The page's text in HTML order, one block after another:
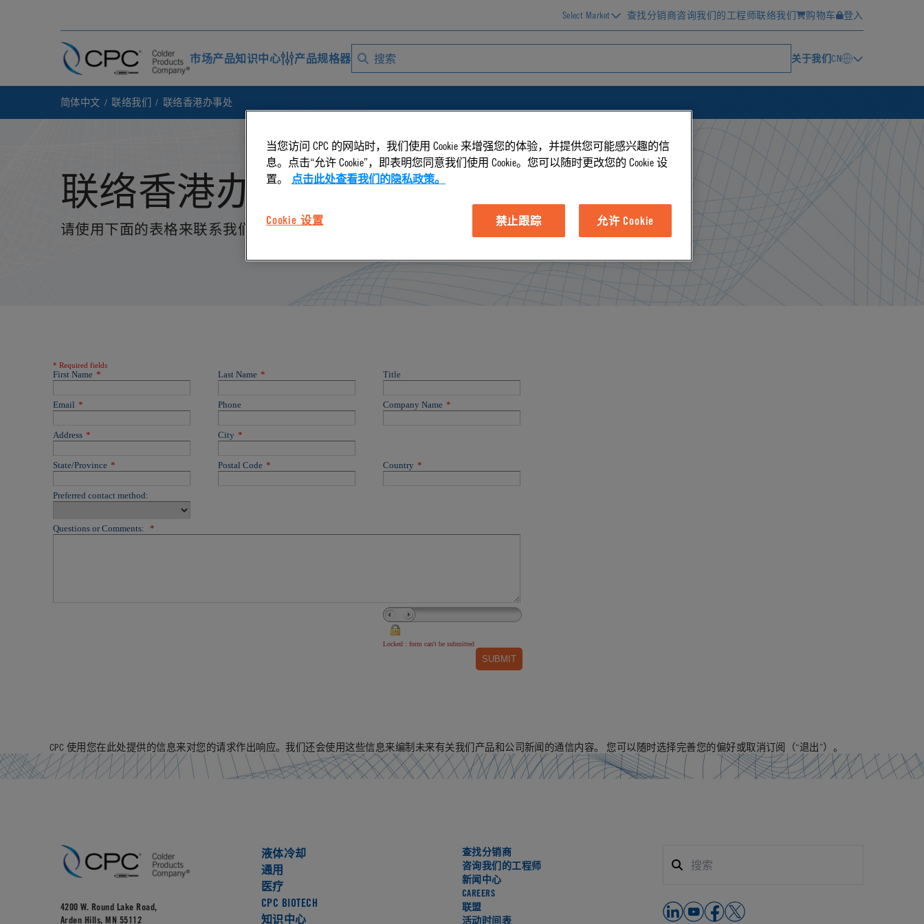
Select Market 查找分销商咨询我们的工程师联络我们 购物车 登入
市场产品知识中心 产品规格器 关于我们CN
简体中文 联络我们 联络香港办事处
联络香港办事处
请使用下面的表格来联系我们的香港办事处.
CPC 使用您在此处提供的信息来对您的请求作出响应。我们还会使用这些信息来编制未来有关我们产品和公司新闻的通信内容。 您可以随时选择完善您的偏好或取消订阅（“退出”）。
4200 W. Round Lake Road,
Arden Hills, MN 55112
液体冷却
通用
医疗
CPC BIOTECH
知识中心
查找分销商
咨询我们的工程师
新闻中心
CAREERS
联盟
活动时间表
当您访问 CPC 的网站时，我们使用 Cookie 来增强您的体验，并提供您可能感兴趣的信
息。点击“允许 Cookie”，即表明您同意我们使用 Cookie。您可以随时更改您的 Cookie 设
置。
点击此处查看我们的隐私政策。
Cookie 设置 禁止跟踪 允许 Cookie